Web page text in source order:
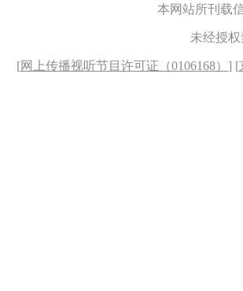
本网站所刊载
未经授
[网上传播视听节目许可证（0106168） ] [